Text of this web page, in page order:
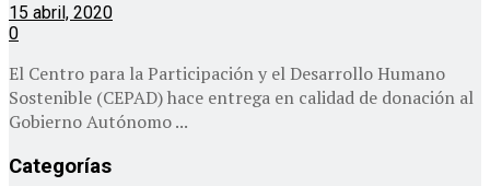
15 abril, 2020
0
El Centro para la Participación y el Desarrollo Humano
Sostenible (CEPAD) hace entrega en calidad de donación al
Gobierno Autónomo ...
Categorías